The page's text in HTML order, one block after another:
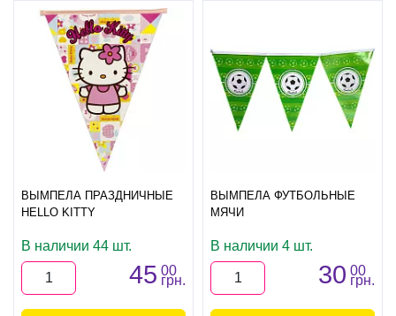
ВЫМПЕЛА ПРАЗДНИЧНЫЕ
HELLO KITTY
В наличии 44 шт.
45 00
грн.
ВЫМПЕЛА ФУТБОЛЬНЫЕ
МЯЧИ
В наличии 4 шт.
30 00
грн.